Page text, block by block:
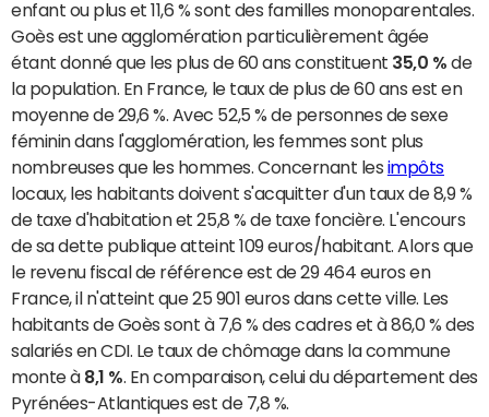
enfant ou plus et 11,6 % sont des familles monoparentales.
Goès est une agglomération particulièrement âgée
étant donné que les plus de 60 ans constituent 35,0 % de
la population. En France, le taux de plus de 60 ans est en
moyenne de 29,6 %. Avec 52,5 % de personnes de sexe
féminin dans l'agglomération, les femmes sont plus
nombreuses que les hommes. Concernant les impôts
locaux, les habitants doivent s'acquitter d'un taux de 8,9 %
de taxe d'habitation et 25,8 % de taxe foncière. L'encours
de sa dette publique atteint 109 euros/habitant. Alors que
le revenu fiscal de référence est de 29 464 euros en
France, il n'atteint que 25 901 euros dans cette ville. Les
habitants de Goès sont à 7,6 % des cadres et à 86,0 % des
salariés en CDI. Le taux de chômage dans la commune
monte à 8,1 % . En comparaison, celui du département des
Pyrénées-Atlantiques est de 7,8 %.